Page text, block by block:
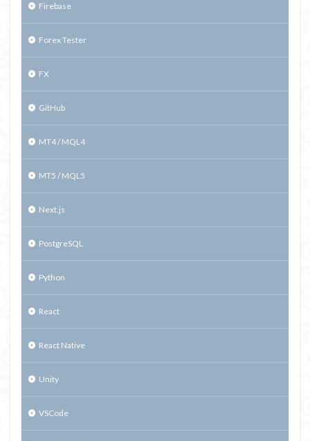
Firebase
Forex Tester
FX
GitHub
MT4 / MQL4
MT5 / MQL5
Next.js
PostgreSQL
Python
React
React Native
Unity
VSCode